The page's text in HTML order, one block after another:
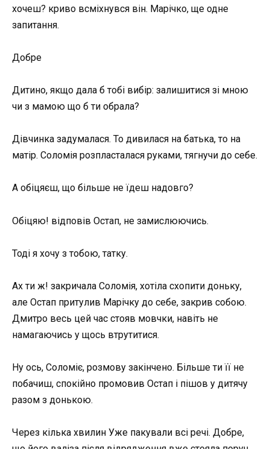
хочеш? криво всміхнувся він. Марічко, ще одне
запитання.
Добре
Дитино, якщо дала б тобі вибір: залишитися зі мною
чи з мамою що б ти обрала?
Дівчинка задумалася. То дивилася на батька, то на
матір. Соломія розпласталася руками, тягнучи до себе.
А обіцяєш, що більше не їдеш надовго?
Обіцяю! відповів Остап, не замислюючись.
Тоді я хочу з тобою, татку.
Ах ти ж! закричала Соломія, хотіла схопити доньку,
але Остап притулив Марічку до себе, закрив собою.
Дмитро весь цей час стояв мовчки, навіть не
намагаючись у щось втрутитися.
Ну ось, Соломіє, розмову закінчено. Більше ти її не
побачиш, спокійно промовив Остап і пішов у дитячу
разом з донькою.
Через кілька хвилин Уже пакували всі речі. Добре,